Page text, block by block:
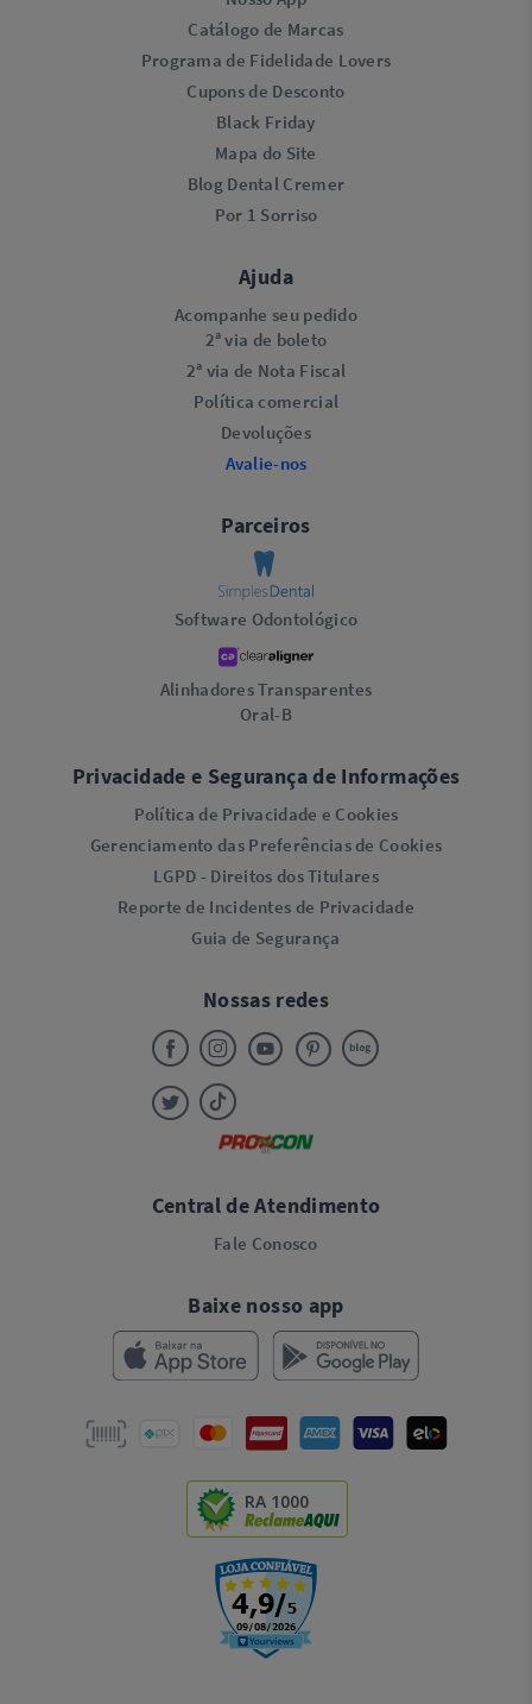
Catálogo de Marcas
Programa de Fidelidade Lovers​
Cupons de Desconto
Black Friday
Mapa do Site
Blog Dental Cremer
Por 1 Sorriso
Ajuda
Acompanhe seu pedido
2ª via de boleto
2ª via de Nota Fiscal
Política comercial
Devoluções
Avalie-nos
Parceiros
Software Odontológico
Alinhadores Transparentes
Oral-B
Privacidade e Segurança de Informações
Política de Privacidade e Cookies
Gerenciamento das Preferências de Cookies
LGPD - Direitos dos Titulares
Reporte de Incidentes de Privacidade
Guia de Segurança
Nossas redes
Central de Atendimento
Fale Conosco
Baixe nosso app
RA 1000